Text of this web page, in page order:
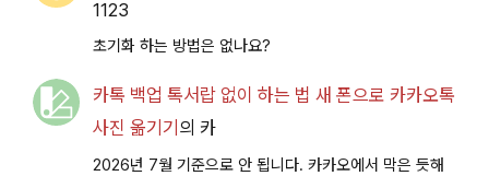
1123
초기화 하는 방법은 없나요?
카톡 백업 톡서랍 없이 하는 법 새 폰으로 카카오톡
사진 옮기기 의 카
2026년 7월 기준으로 안 됩니다. 카카오에서 막은 듯해